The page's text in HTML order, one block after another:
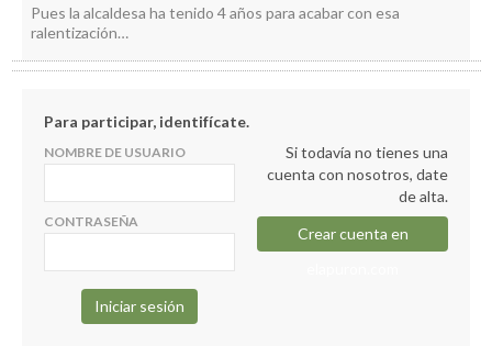
Pues la alcaldesa ha tenido 4 años para acabar con esa
ralentización…
Para participar, identifícate.
NOMBRE DE USUARIO
CONTRASEÑA
Si todavía no tienes una
cuenta con nosotros, date
de alta.
Crear cuenta en